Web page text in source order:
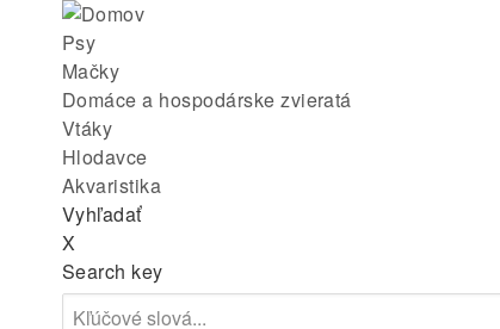
navigation
Main
menu
Psy
Mačky
Domáce a hospodárske zvieratá
Vtáky
Hlodavce
Akvaristika
Vyhľadať
X
Search key